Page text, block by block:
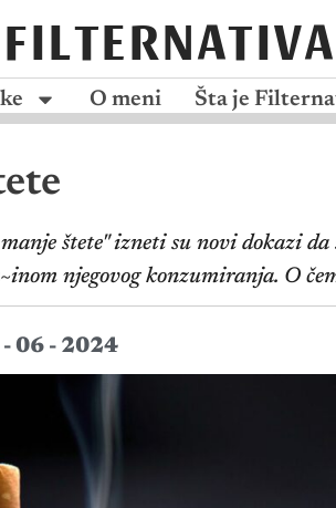
FILTERNATIVA
O meni Šta je
štete" izneti su novi dokazi
njegovog konzumiranja. O
06 - 2024